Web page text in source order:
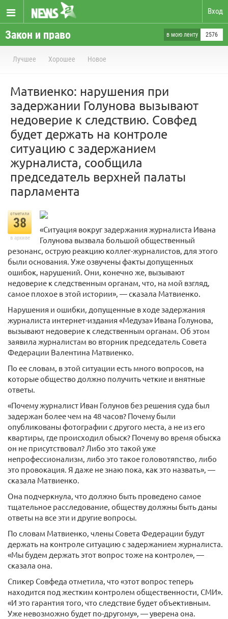
Вход
Закон и право в мою ленту 2576
Лучшее Хорошее Новое
Матвиенко: нарушения при
задержании Голунова вызывают
недоверие к следствию. Совфед
будет держать на контроле
ситуацию с задержанием
журналиста, сообщила
председатель верхней палаты
парламента
отметили
38
в архиве
«Ситуация вокруг задержания журналиста Ивана
Голунова вызвала большой общественный
резонанс, острую реакцию коллег-журналистов, для этого
были основания. Уже озвучены факты допущенных
ошибок, нарушений. Они, конечно же, вызывают
недоверие к следственным органам, что, на мой взгляд,
самое плохое в этой истории», — сказала Матвиенко.
Нарушения и ошибки, допущенные в ходе задержания
журналиста интернет-издания «Медуза» Ивана Голунова,
вызывают недоверие к следственным органам. Об этом
заявила журналистам во вторник председатель Совета
Федерации Валентина Матвиенко.
По ее словам, в этой ситуации есть много вопросов, на
которые общество должно получить четкие и внятные
ответы.
«Почему журналист Иван Голунов без решения суда был
задержан более чем на 48 часов? Почему были
опубликованы фотографии с другого места, а не из его
квартиры, где происходил обыск? Почему во время обыска
он не присутствовал? Либо это такой уже
непрофессионализм, либо это такое головотяпство, либо
это провокация. Я даже не знаю пока, как это назвать», —
сказала Матвиенко.
Она подчеркнула, что должно быть проведено самое
тщательное расследование, обществу должны быть даны
ответы на все эти и другие вопросы.
По словам Матвиенко, члены Совета Федерации будут
держать на контроле ситуацию с задержанием журналиста.
«Мы будем держать этот вопрос тоже на контроле», —
сказала она.
Спикер Совфеда отметила, что «этот вопрос теперь
находится под жестким контролем общественности, СМИ».
«И это гарантия того, что следствие будет объективным.
Уже невозможно будет по-другому», — уверена она.